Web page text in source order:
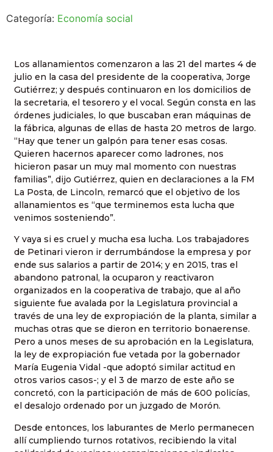
Categoría: Economía social
Los allanamientos comenzaron a las 21 del martes 4 de
julio en la casa del presidente de la cooperativa, Jorge
Gutiérrez; y después continuaron en los domicilios de
la secretaria, el tesorero y el vocal. Según consta en las
órdenes judiciales, lo que buscaban eran máquinas de
la fábrica, algunas de ellas de hasta 20 metros de largo.
“Hay que tener un galpón para tener esas cosas.
Quieren hacernos aparecer como ladrones, nos
hicieron pasar un muy mal momento con nuestras
familias”, dijo Gutiérrez, quien en declaraciones a la FM
La Posta, de Lincoln, remarcó que el objetivo de los
allanamientos es “que terminemos esta lucha que
venimos sosteniendo”.
Y vaya si es cruel y mucha esa lucha. Los trabajadores
de Petinari vieron ir derrumbándose la empresa y por
ende sus salarios a partir de 2014; y en 2015, tras el
abandono patronal, la ocuparon y reactivaron
organizados en la cooperativa de trabajo, que al año
siguiente fue avalada por la Legislatura provincial a
través de una ley de expropiación de la planta, similar a
muchas otras que se dieron en territorio bonaerense.
Pero a unos meses de su aprobación en la Legislatura,
la ley de expropiación fue vetada por la gobernador
María Eugenia Vidal -que adoptó similar actitud en
otros varios casos-; y el 3 de marzo de este año se
concretó, con la participación de más de 600 policías,
el desalojo ordenado por un juzgado de Morón.
Desde entonces, los laburantes de Merlo permanecen
allí cumpliendo turnos rotativos, recibiendo la vital